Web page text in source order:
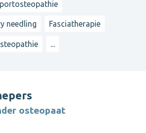
needling Fasciatherapie
...
osteopaat